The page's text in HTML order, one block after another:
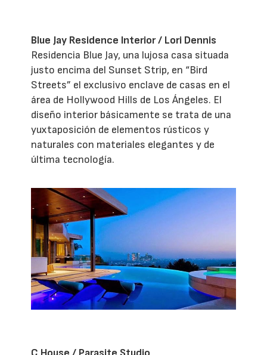
Blue Jay Residence Interior / Lori Dennis
Residencia Blue Jay, una lujosa casa situada
justo encima del Sunset Strip, en “Bird
Streets” el exclusivo enclave de casas en el
área de Hollywood Hills de Los Ángeles. El
diseño interior básicamente se trata de una
yuxtaposición de elementos rústicos y
naturales con materiales elegantes y de
última tecnología.